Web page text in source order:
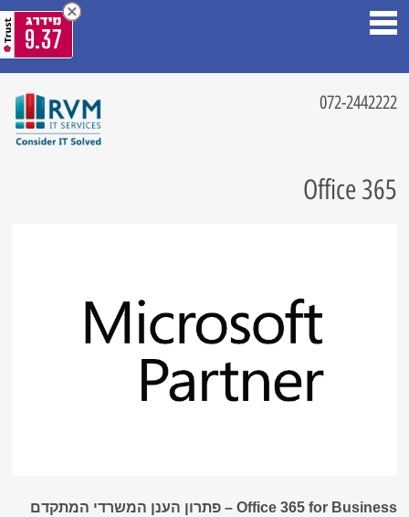
072-2442222
Office 365
Office 365 for Business – פתרון הענן המשרדי המתקדם
9.37